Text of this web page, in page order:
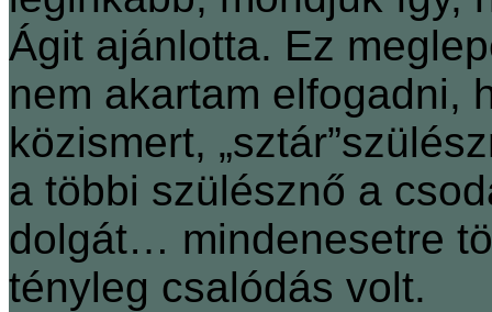
Ágit ajánlotta. Ez
nem akartam elfogadni,
közismert,
a többi szülésznő a
dolgát… mindenesetre
tényleg csalódás volt.